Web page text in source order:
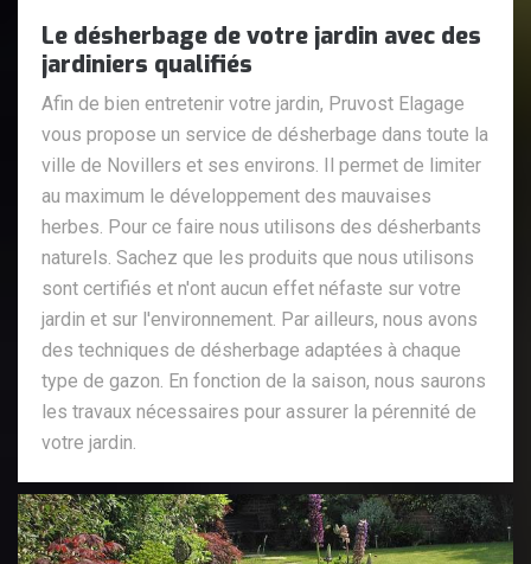
Le désherbage de votre jardin avec des
jardiniers qualifiés
Afin de bien entretenir votre jardin, Pruvost Elagage
vous propose un service de désherbage dans toute la
ville de Novillers et ses environs. Il permet de limiter
au maximum le développement des mauvaises
herbes. Pour ce faire nous utilisons des désherbants
naturels. Sachez que les produits que nous utilisons
sont certifiés et n'ont aucun effet néfaste sur votre
jardin et sur l'environnement. Par ailleurs, nous avons
des techniques de désherbage adaptées à chaque
type de gazon. En fonction de la saison, nous saurons
les travaux nécessaires pour assurer la pérennité de
votre jardin.